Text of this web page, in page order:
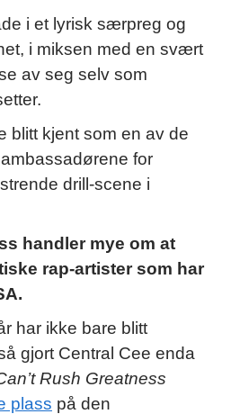
i et lyrisk særpreg og
i miksen med en svært
av seg selv som
blitt kjent som en av de
for
drill-scene i
handler mye om at
rap-artister som har
har ikke bare blitt
gjort Central Cee enda
Rush Greatness
plass på den